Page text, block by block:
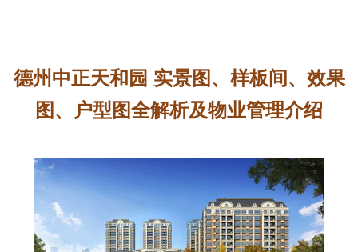
德州中正天和园 实景图、样板间、效果
图、户型图全解析及物业管理介绍